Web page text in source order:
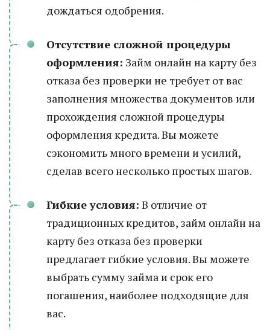
дождаться одобрения.
Отсутствие сложной процедуры
оформления: Займ онлайн на карту без
отказа без проверки не требует от вас
заполнения множества документов или
прохождения сложной процедуры
оформления кредита. Вы можете
сэкономить много времени и усилий,
сделав всего несколько простых шагов.
Гибкие условия: В отличие от
традиционных кредитов, займ онлайн на
карту без отказа без проверки
предлагает гибкие условия. Вы можете
выбрать сумму займа и срок его
погашения, наиболее подходящие для
вас.